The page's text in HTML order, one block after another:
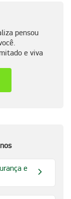
pensou
e viva
e